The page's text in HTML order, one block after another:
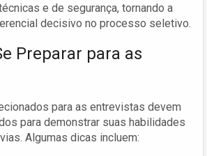
e de segurança, tornando a
decisivo no processo seletivo.
Preparar para as
para as entrevistas devem
para demonstrar suas habilidades
Algumas dicas incluem: